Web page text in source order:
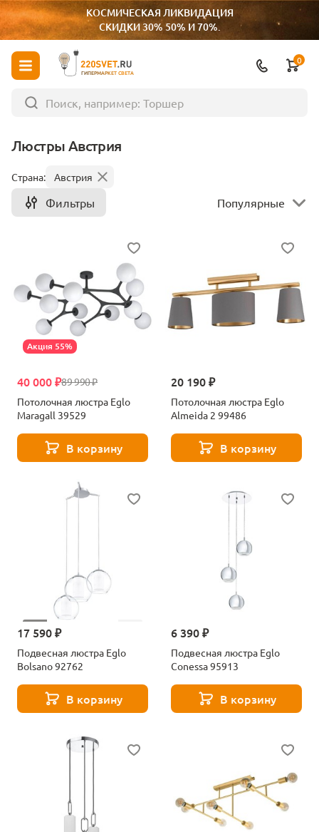
КОСМИЧЕСКАЯ ЛИКВИДАЦИЯ
СКИДКИ 30% 50% И 70%.
ГИПЕРМАРКЕТ СВЕТА
0
Люстры Австрия
Страна: Австрия
Фильтры Популярные
Акция 55%
89 990 ₽
40 000 ₽
Потолочная люстра Eglo
Maragall 39529
В корзину
20 190 ₽
Потолочная люстра Eglo
Almeida 2 99486
В корзину
17 590 ₽
Подвесная люстра Eglo
Bolsano 92762
В корзину
6 390 ₽
Подвесная люстра Eglo
Conessa 95913
В корзину